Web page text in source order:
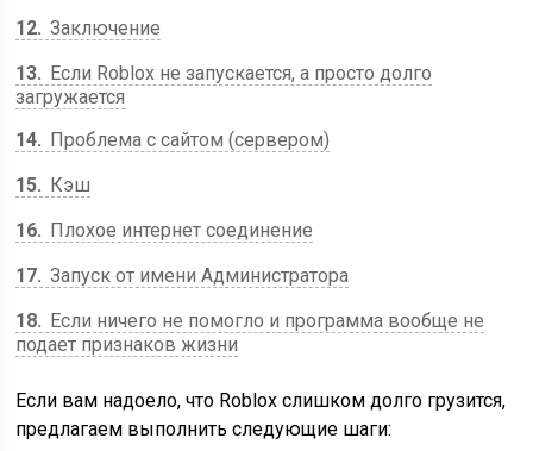
12 Заключение
13
Если Roblox не запускается, а просто долго
загружается
14
Проблема с сайтом (сервером)
15
Кэш
16
Плохое интернет соединение
17 Запуск от имени Администратора
18
Если ничего не помогло и программа вообще не
подает признаков жизни
Если вам надоело, что Roblox слишком долго грузится,
предлагаем выполнить следующие шаги: